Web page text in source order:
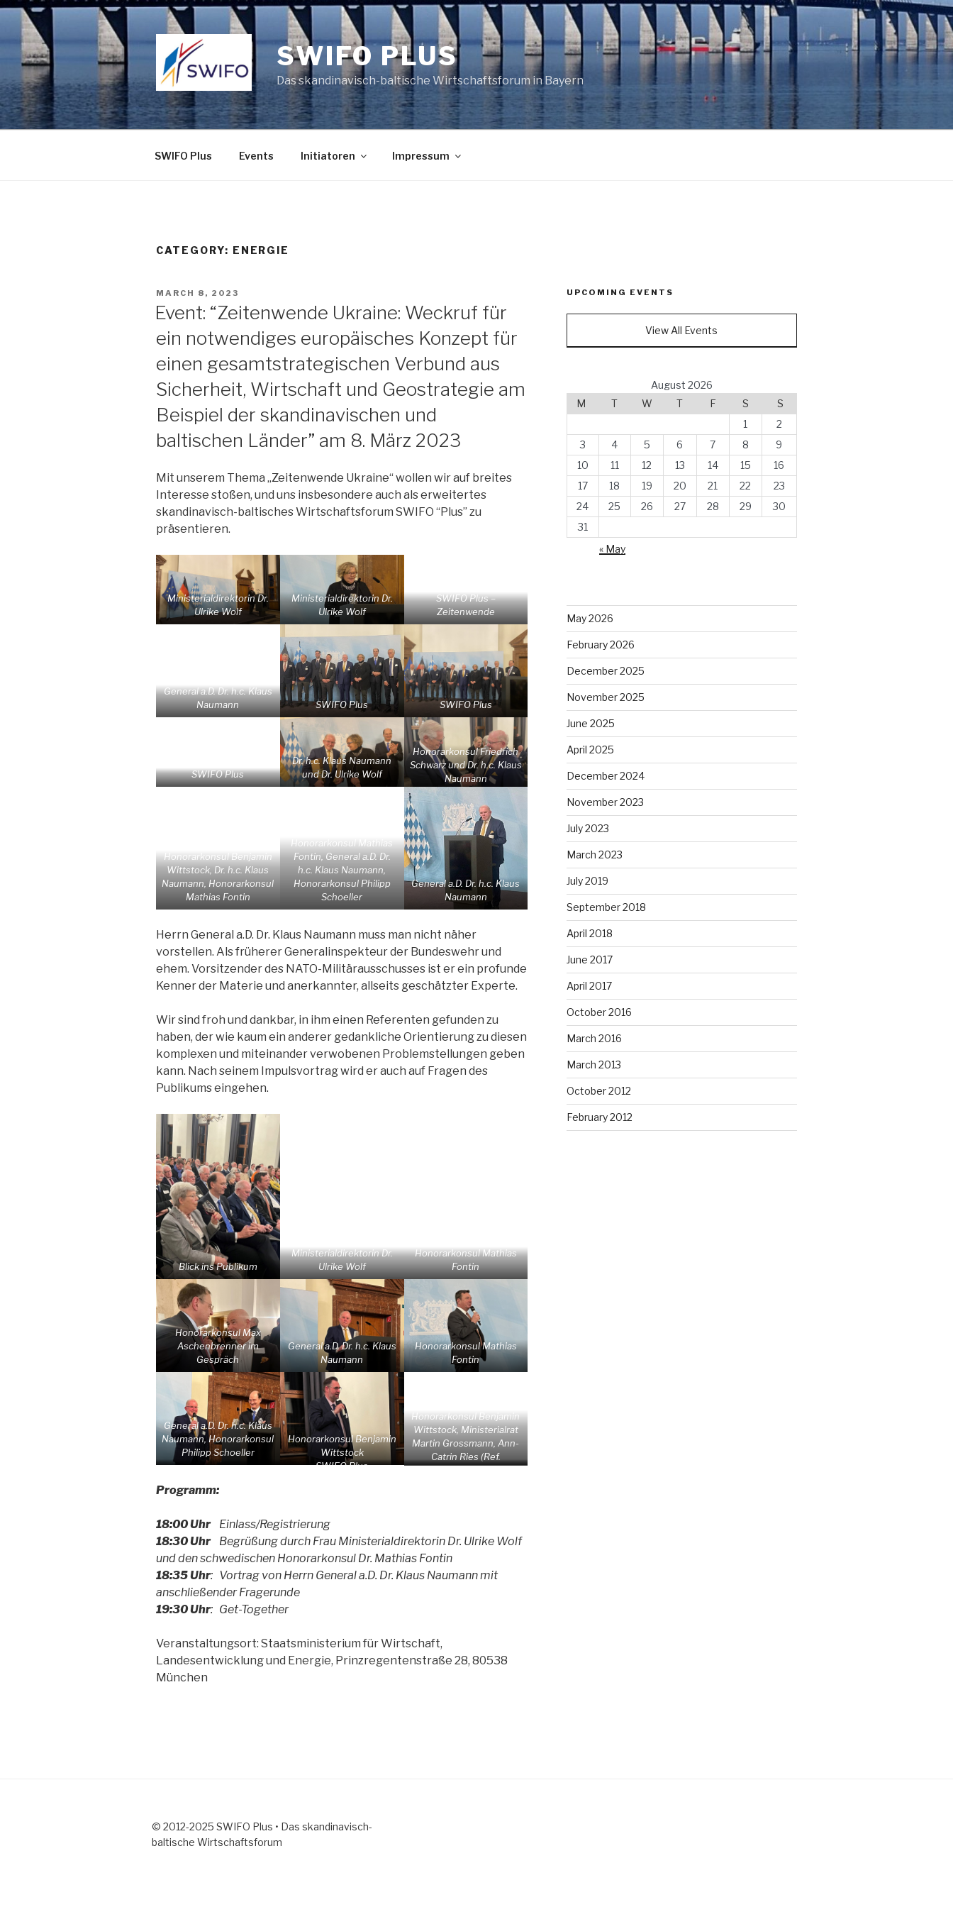
Skip
content
SWIFO PLUS
Das skandinavisch-baltische Wirtschaftsforum in Bayern
SWIFO Plus Events Initiatoren Impressum
CATEGORY: ENERGIE
POSTED
MARCH 8, 2023
Event: “Zeitenwende Ukraine: Weckruf für
ein notwendiges europäisches Konzept für
einen gesamtstrategischen Verbund aus
Sicherheit, Wirtschaft und Geostrategie am
Beispiel der skandinavischen und
baltischen Länder” am 8. März 2023
Mit unserem Thema „Zeitenwende Ukraine“ wollen wir auf breites
Interesse stoßen, und uns insbesondere auch als erweitertes
skandinavisch-baltisches Wirtschaftsforum SWIFO “Plus” zu
präsentieren.
Ministerialdirektorin Dr.
Ulrike Wolf
Ministerialdirektorin Dr.
Ulrike Wolf
SWIFO Plus –
Zeitenwende
General a.D. Dr. h.c. Klaus
Naumann
SWIFO Plus SWIFO Plus
SWIFO Plus
Dr. h.c. Klaus Naumann
und Dr. Ulrike Wolf
Honorarkonsul Friedrich
Schwarz und Dr. h.c. Klaus
Naumann
Honorarkonsul Benjamin
Wittstock, Dr. h.c. Klaus
Naumann, Honorarkonsul
Mathias Fontin
Honorarkonsul Mathias
Fontin, General a.D. Dr.
h.c. Klaus Naumann,
Honorarkonsul Philipp
Schoeller
General a.D. Dr. h.c. Klaus
Naumann
Herrn General a.D. Dr. Klaus Naumann muss man nicht näher
vorstellen. Als früherer Generalinspekteur der Bundeswehr und
ehem. Vorsitzender des NATO-Militärausschusses ist er ein profunde
Kenner der Materie und anerkannter, allseits geschätzter Experte.
Wir sind froh und dankbar, in ihm einen Referenten gefunden zu
haben, der wie kaum ein anderer gedankliche Orientierung zu diesen
komplexen und miteinander verwobenen Problemstellungen geben
kann. Nach seinem Impulsvortrag wird er auch auf Fragen des
Publikums eingehen.
Blick ins Publikum
Ministerialdirektorin Dr.
Ulrike Wolf
Honorarkonsul Mathias
Fontin
Honorarkonsul Max
Aschenbrenner im
Gespräch
General a.D. Dr. h.c. Klaus
Naumann
Honorarkonsul Mathias
Fontin
General a.D. Dr. h.c. Klaus
Naumann, Honorarkonsul
Philipp Schoeller
Honorarkonsul Benjamin
Wittstock
Honorarkonsul Benjamin
Wittstock, Ministerialrat
Martin Grossmann, Ann-
Catrin Ries (Ref.
Außenwirtschaft Europa)
SWIFO Plus
Programm:
18:00 UhrEinlass/Registrierung
18:30 UhrBegrüßung durch Frau Ministerialdirektorin Dr. Ulrike Wolf
und den schwedischen Honorarkonsul Dr. Mathias Fontin
18:35 Uhr: Vortrag von Herrn General a.D. Dr. Klaus Naumann mit
anschließender Fragerunde
19:30 Uhr: Get-Together
Veranstaltungsort: Staatsministerium für Wirtschaft,
Landesentwicklung und Energie, Prinzregentenstraße 28, 80538
München
UPCOMING EVENTS
View All Events
August 2026
M
T W T F S
S
1
2
3
4 5 6 7 8
9
10
11 12 13 14 15
16
17
18 19 20 21 22
23
24
25 26 27 28 29
30
31
« May
May 2026
February 2026
December 2025
November 2025
June 2025
April 2025
December 2024
November 2023
July 2023
March 2023
July 2019
September 2018
April 2018
June 2017
April 2017
October 2016
March 2016
March 2013
October 2012
February 2012
© 2012-2025 SWIFO Plus • Das skandinavisch-
baltische Wirtschaftsforum